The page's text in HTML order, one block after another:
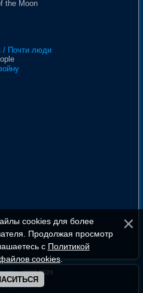
the Moon
/ Почти люди
, 2008-2026
cookies для более
Продолжая просмотр
с Политикой
cookies.